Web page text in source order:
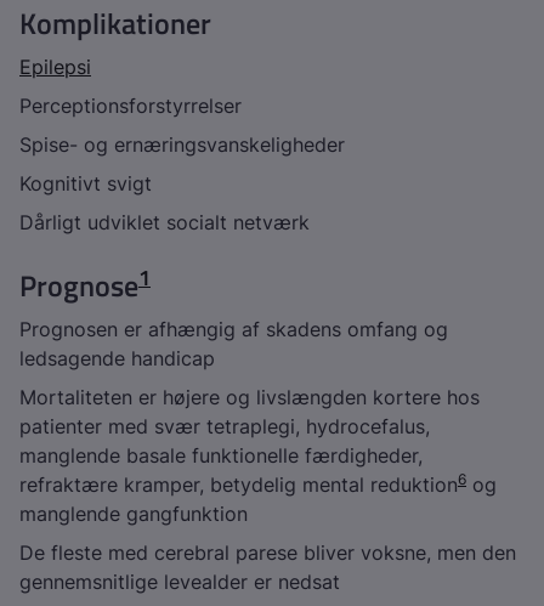
Komplikationer
Epilepsi
Perceptionsforstyrrelser
Spise- og ernæringsvanskeligheder
Kognitivt svigt
Dårligt udviklet socialt netværk
Prognose1
Prognosen er afhængig af skadens omfang og
ledsagende handicap
Mortaliteten er højere og livslængden kortere hos
patienter med svær tetraplegi, hydrocefalus,
manglende basale funktionelle færdigheder,
refraktære kramper, betydelig mental reduktion6 og
manglende gangfunktion
De fleste med cerebral parese bliver voksne, men den
gennemsnitlige levealder er nedsat